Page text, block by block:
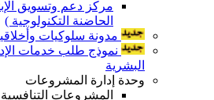
مركز دعم وتسويق
الحاضنة التكنولوجية )
مدونة سلوكيات
نموذج طلب خدمات
البشرية
وحدة إدارة المشروعات
المشروعات التنافسية